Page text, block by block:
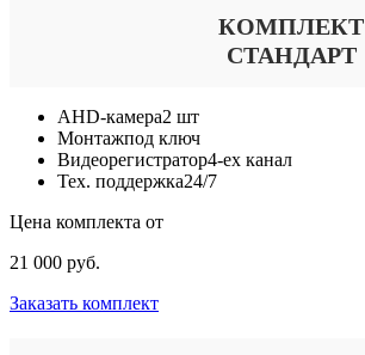
КОМПЛЕКТ
СТАНДАРТ
AHD-камера2 шт
Монтажпод ключ
Видеорегистратор4-ех канал
Тех. поддержка24/7
Цена комплекта от
21 000 руб.
Заказать комплект